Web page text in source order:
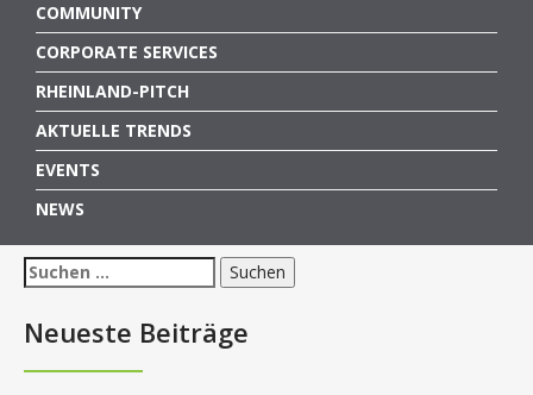
COMMUNITY
CORPORATE SERVICES
RHEINLAND-PITCH
AKTUELLE TRENDS
EVENTS
NEWS
Suchen
nach:
Neueste Beiträge